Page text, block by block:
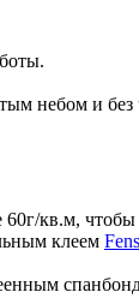
небом и без
кв.м,
клеем